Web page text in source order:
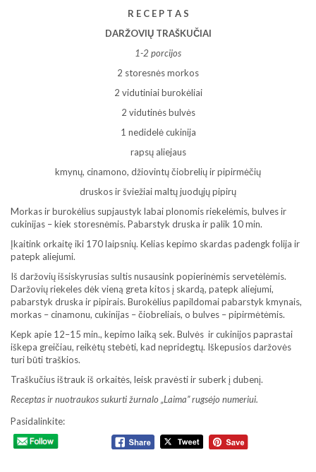
R E C E P T A S
DARŽOVIŲ TRAŠKUČIAI
1-2 porcijos
2 storesnės morkos
2 vidutiniai burokėliai
2 vidutinės bulvės
1 nedidelė cukinija
rapsų aliejaus
kmynų, cinamono, džiovintų čiobrelių ir pipirmėčių
druskos ir šviežiai maltų juodųjų pipirų
Morkas ir burokėlius supjaustyk labai plonomis riekelėmis, bulves ir
cukinijas – kiek storesnėmis. Pabarstyk druska ir palik 10 min.
Įkaitink orkaitę iki 170 laipsnių. Kelias kepimo skardas padengk folija ir
patepk aliejumi.
Iš daržovių išsiskyrusias sultis nusausink popierinėmis servetėlėmis.
Daržovių riekeles dėk vieną greta kitos į skardą, patepk aliejumi,
pabarstyk druska ir pipirais. Burokėlius papildomai pabarstyk kmynais,
morkas – cinamonu, cukinijas – čiobreliais, o bulves – pipirmėtėmis.
Kepk apie 12–15 min., kepimo laiką sek. Bulvės ir cukinijos paprastai
iškepa greičiau, reikėtų stebėti, kad nepridegtų. Iškepusios daržovės
turi būti traškios.
Traškučius ištrauk iš orkaitės, leisk pravėsti ir suberk į dubenį.
Receptas ir nuotraukos sukurti žurnalo „Laima” rugsėjo numeriui.
Pasidalinkite: